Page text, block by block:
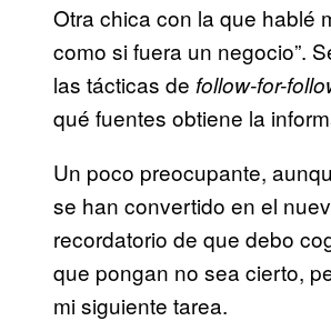
Otra chica con la que hablé
como si fuera un negocio”.
las tácticas de follow-for-
qué fuentes obtiene la
Un poco preocupante,
se han convertido en el
recordatorio de que debo
que pongan no sea cierto,
mi siguiente tarea.